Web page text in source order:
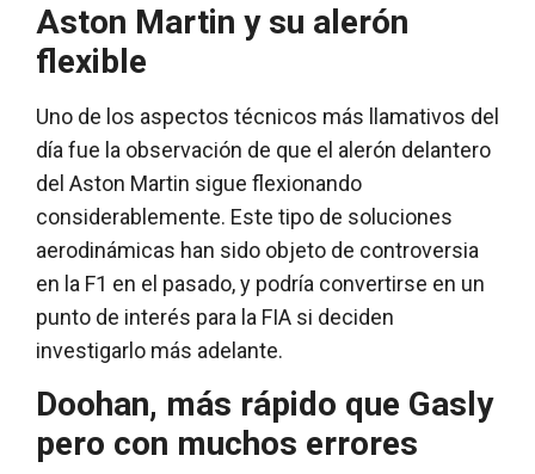
Aston Martin y su alerón
flexible
Uno de los aspectos técnicos más llamativos del
día fue la observación de que el alerón delantero
del Aston Martin sigue flexionando
considerablemente. Este tipo de soluciones
aerodinámicas han sido objeto de controversia
en la F1 en el pasado, y podría convertirse en un
punto de interés para la FIA si deciden
investigarlo más adelante.
Doohan, más rápido que Gasly
pero con muchos errores